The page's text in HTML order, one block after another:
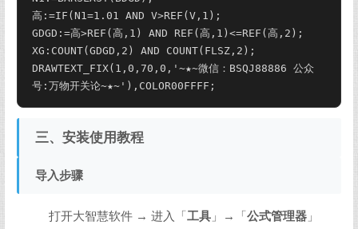
高:=IF(N1 =1.01 AND V>REF(V,1);
GDGD:=高>REF(高,1) AND REF(高,1)<=REF(高,2);
XG:COUNT(GDGD,2) AND COUNT(FLSZ,2);
DRAWTEXT_FIX(1,0,70,0,'~★~微信：BSQJ88886 公众
号:万物开关论~★~'),COLOR00FFFF;
三、安装使用教程
导入步骤
打开大智慧软件 → 进入「工具 」→「公式管理器 」